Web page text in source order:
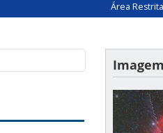
Área Restrita